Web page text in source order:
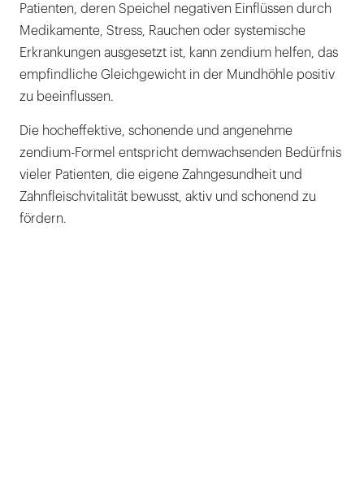
Patienten, deren Speichel negativen Einflüssen durch
Medikamente, Stress, Rauchen oder systemische
Erkrankungen ausgesetzt ist, kann zendium helfen, das
empfindliche Gleichgewicht in der Mundhöhle positiv
zu beeinflussen.
Die hocheffektive, schonende und angenehme
zendium-Formel entspricht demwachsenden Bedürfnis
vieler Patienten, die eigene Zahngesundheit und
Zahnfleischvitalität bewusst, aktiv und schonend zu
fördern.